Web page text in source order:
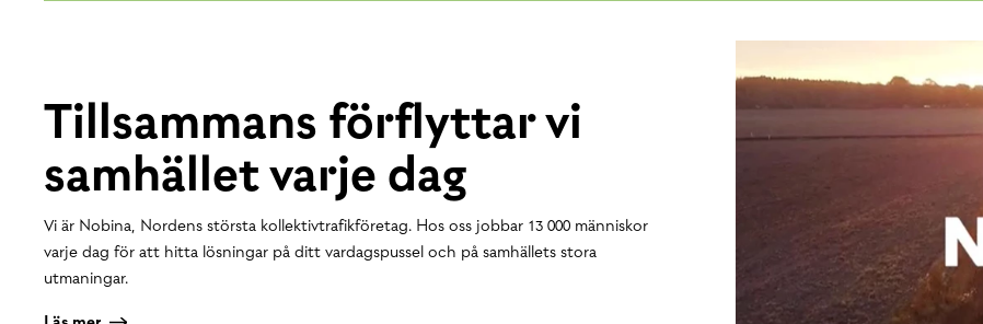
Tillsammans förflyttar vi
samhället varje dag
Vi är Nobina, Nordens största kollektivtrafikföretag. Hos oss jobbar 13 000 människor
varje dag för att hitta lösningar på ditt vardagspussel och på samhällets stora
utmaningar.